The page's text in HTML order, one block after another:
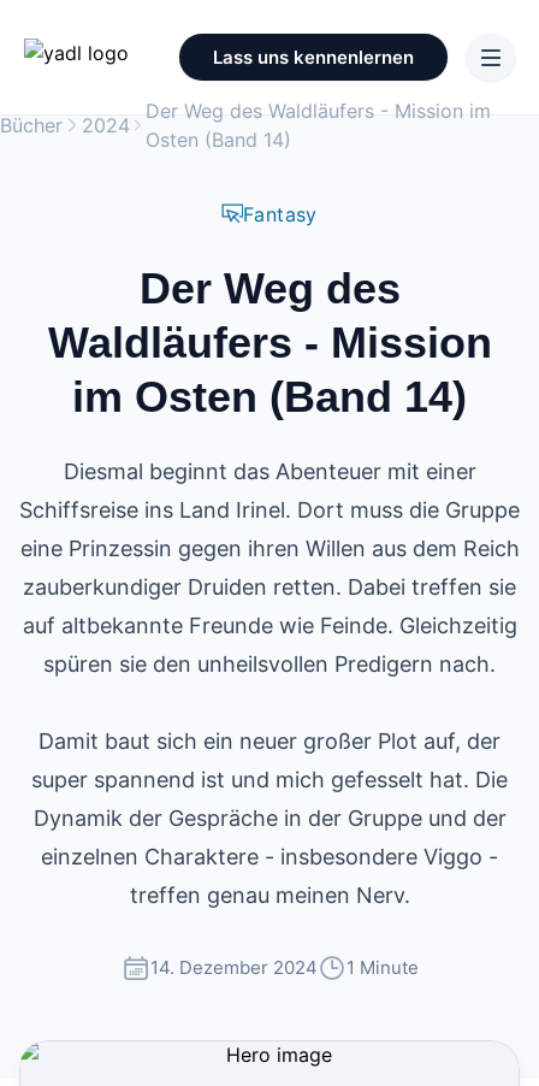
Lass uns kennenlernen
Bücher 2024
Der Weg des Waldläufers - Mission im
Osten (Band 14)
Fantasy
Der Weg des
Waldläufers - Mission
im Osten (Band 14)
Diesmal beginnt das Abenteuer mit einer
Schiffsreise ins Land Irinel. Dort muss die Gruppe
eine Prinzessin gegen ihren Willen aus dem Reich
zauberkundiger Druiden retten. Dabei treffen sie
auf altbekannte Freunde wie Feinde. Gleichzeitig
spüren sie den unheilsvollen Predigern nach.
Damit baut sich ein neuer großer Plot auf, der
super spannend ist und mich gefesselt hat. Die
Dynamik der Gespräche in der Gruppe und der
einzelnen Charaktere - insbesondere Viggo -
treffen genau meinen Nerv.
14. Dezember 2024 1 Minute